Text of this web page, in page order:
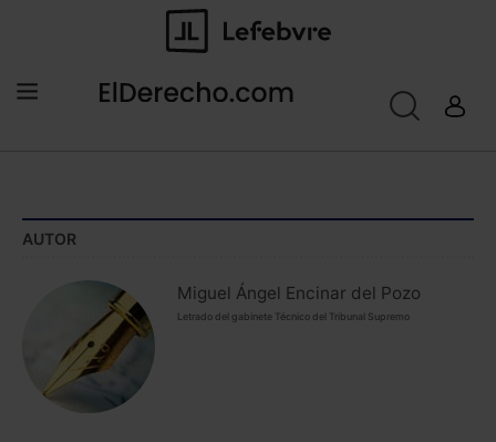
AUTOR
Miguel Ángel Encinar del Pozo
Letrado del gabinete Técnico del Tribunal Supremo